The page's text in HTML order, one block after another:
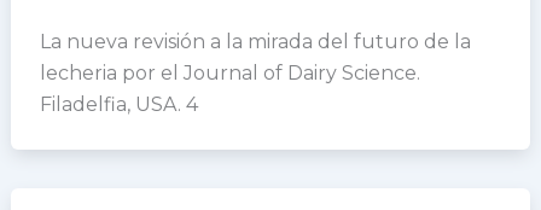
La nueva revisión a la mirada del futuro de la
lecheria por el Journal of Dairy Science.
Filadelfia, USA. 4